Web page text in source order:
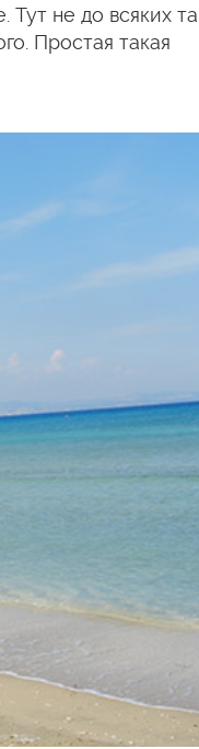
Тут не до всяких
Простая такая